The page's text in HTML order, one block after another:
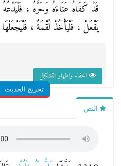
قَدْ كَفَاهُ عَنَاءَهُ وَحَرَّهُ ،
يَفْعَلْ ، فَلْيَأْخُذْ لُقْمَةً ،
اخفاء واظهار التشكيل
تخريج الحديث
النص